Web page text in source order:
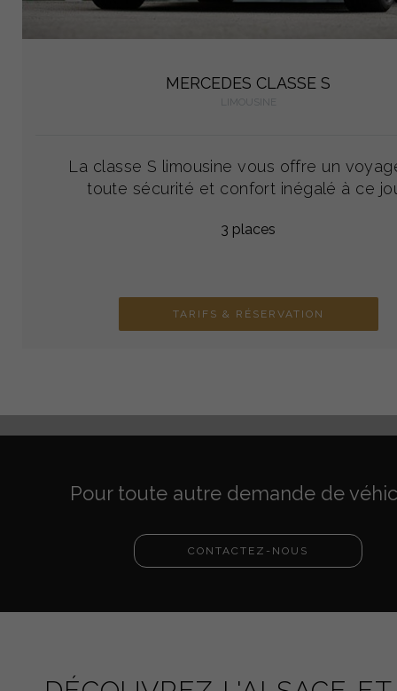
MERCEDES CLASSE S
LIMOUSINE
La classe S limousine vous offre un
toute sécurité et confort inégalé à ce
3 places
TARIFS & RÉSERVATION
Pour toute autre demande de
CONTACTEZ-NOUS